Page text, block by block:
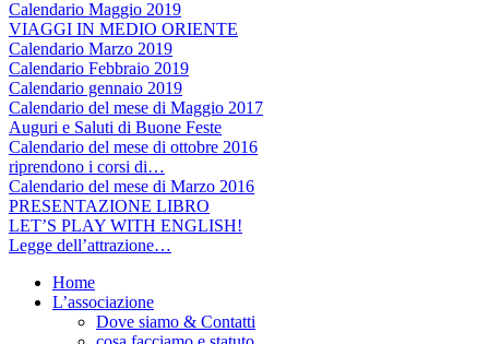
Calendario Maggio 2019
VIAGGI IN MEDIO ORIENTE
Calendario Marzo 2019
Calendario Febbraio 2019
Calendario gennaio 2019
Calendario del mese di Maggio 2017
Auguri e Saluti di Buone Feste
Calendario del mese di ottobre 2016
riprendono i corsi di…
Calendario del mese di Marzo 2016
PRESENTAZIONE LIBRO
LET’S PLAY WITH ENGLISH!
Legge dell’attrazione…
Home
L’associazione
Dove siamo & Contatti